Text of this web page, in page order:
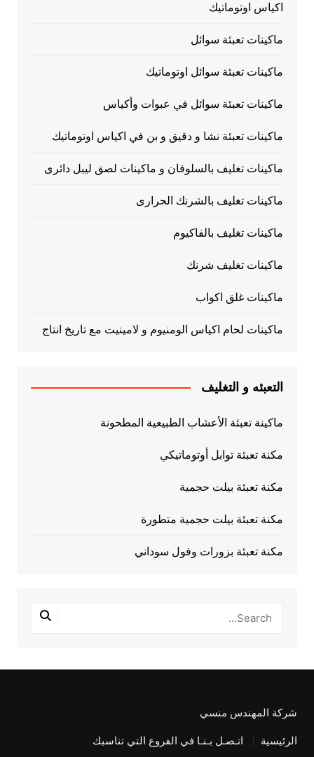
اكياس اوتوماتيك
ماكينات تعبئة سوائل
ماكينات تعبئة سوائل اوتوماتيك
ماكينات تعبئة سوائل في عبوات وأكياس
ماكينات تعبئة نشا و دقيق و بن في اكياس اوتوماتيك
ماكينات تغليف بالسلوفان و ماكينات لصق ليبل دائرى
ماكينات تغليف بالشرنك الحرارى
ماكينات تغليف بالفاكيوم
ماكينات تغليف شرنك
ماكينات غلق اكواب
ماكينات لحام اكياس الومنيوم و لامينيت مع تاريخ انتاج
التعبئه و التغليف
ماكينة تعبئة الأعشاب الطبيعية المطحونة
مكنة تعبئة توابل أوتوماتيكي
مكنة تعبئة بيلت حجمية
مكنة تعبئة بيلت حجمية متطورة
مكنة تعبئة بزورات وفول سوداني
شركة المهندس منسي
الرئيسية اتـصـل بـنـا في الفروع التي تناسبك